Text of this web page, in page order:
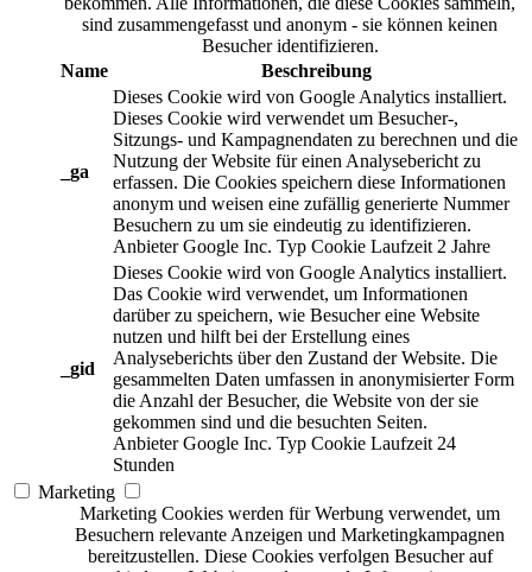
sind zusammengefasst und anonym - sie können keinen
Besucher identifizieren.
Name
Beschreibung
_ga
Dieses Cookie wird von Google Analytics installiert.
Dieses Cookie wird verwendet um Besucher-,
Sitzungs- und Kampagnendaten zu berechnen und die
Nutzung der Website für einen Analysebericht zu
erfassen. Die Cookies speichern diese Informationen
anonym und weisen eine zufällig generierte Nummer
Besuchern zu um sie eindeutig zu identifizieren.
Anbieter Google Inc. Typ Cookie Laufzeit 2 Jahre
_gid
Dieses Cookie wird von Google Analytics installiert.
Das Cookie wird verwendet, um Informationen
darüber zu speichern, wie Besucher eine Website
nutzen und hilft bei der Erstellung eines
Analyseberichts über den Zustand der Website. Die
gesammelten Daten umfassen in anonymisierter Form
die Anzahl der Besucher, die Website von der sie
gekommen sind und die besuchten Seiten.
Anbieter Google Inc. Typ Cookie Laufzeit 24
Stunden
Marketing
Marketing Cookies werden für Werbung verwendet, um
Besuchern relevante Anzeigen und Marketingkampagnen
bereitzustellen. Diese Cookies verfolgen Besucher auf